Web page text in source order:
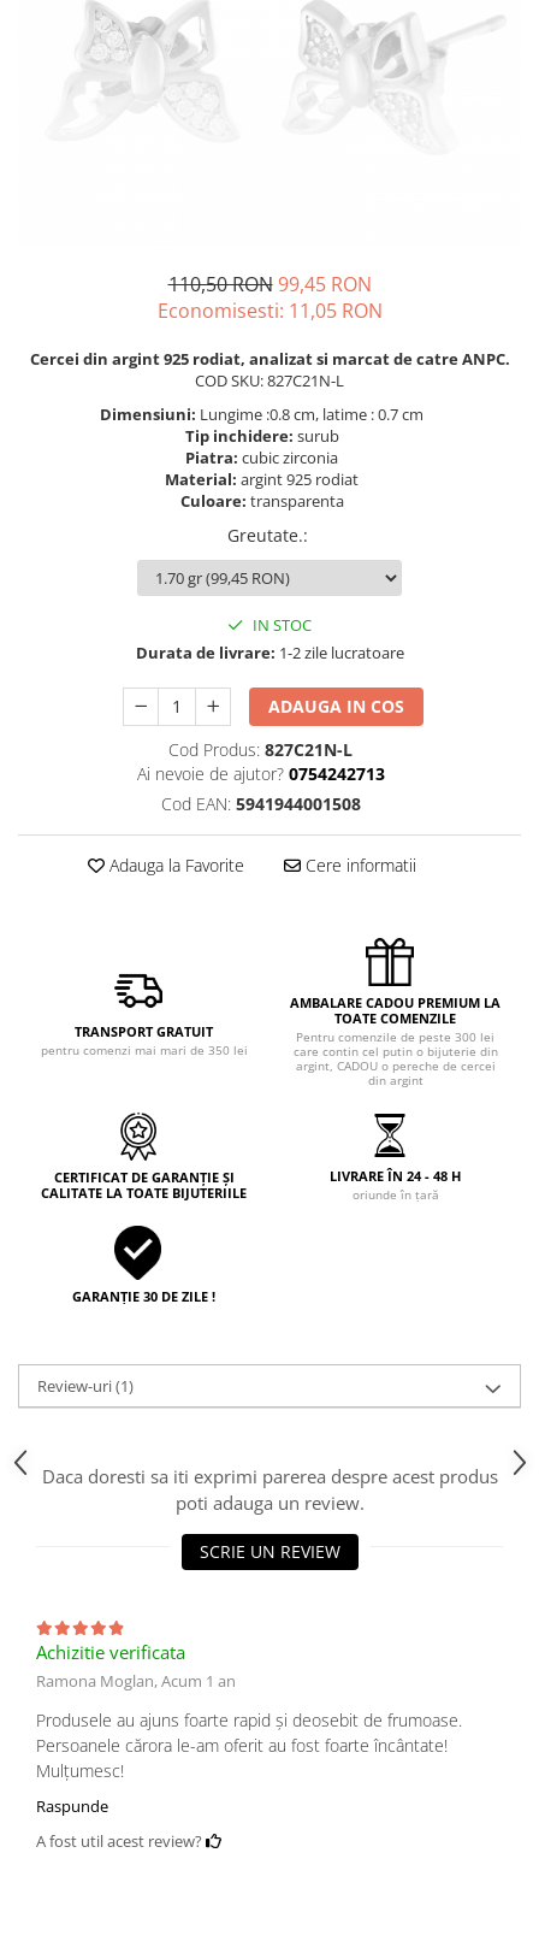
BRATARA TIP ROZARIU
LANTURI TIP ROZARIU
110,50 RON 99,45 RON
Economisesti: 11,05 RON
Cercei din argint 925 rodiat, analizat si marcat de catre ANPC.
COD SKU: 827C21N-L
Dimensiuni: Lungime :0.8 cm, latime : 0.7 cm
Tip inchidere: surub
Piatra: cubic zirconia
Material: argint 925 rodiat
Culoare: transparenta
Greutate.:
IN STOC
Durata de livrare: 1-2 zile lucratoare
ADAUGA IN COS
Cod Produs: 827C21N-L
Ai nevoie de ajutor? 0754242713
Cod EAN: 5941944001508
Adauga la Favorite Cere informatii
TRANSPORT GRATUIT
pentru comenzi mai mari de 350 lei
AMBALARE CADOU PREMIUM LA
TOATE COMENZILE
Pentru comenzile de peste 300 lei
care contin cel putin o bijuterie din
argint, CADOU o pereche de cercei
din argint
CERTIFICAT DE GARANȚIE ȘI
CALITATE LA TOATE BIJUTERIILE
LIVRARE ÎN 24 - 48 H
oriunde în țară
GARANȚIE 30 DE ZILE !
Review-uri(1)
Daca doresti sa iti exprimi parerea despre acest produs
poti adauga un review.
SCRIE UN REVIEW
Achizitie verificata
Ramona Moglan,Acum 1 an
Produsele au ajuns foarte rapid și deosebit de frumoase.
Persoanele cărora le-am oferit au fost foarte încântate!
Mulțumesc!
Raspunde
A fost util acest review?